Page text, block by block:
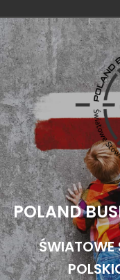
Przejdź
do
treści
POLAND
ŚWIATOWE